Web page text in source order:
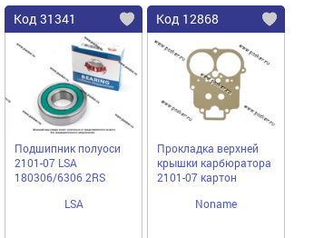
Код 31341
Подшипник полуоси
2101-07 LSA
180306/6306 2RS
LSA
Код 12868
Прокладка верхней
крышки карбюратора
2101-07 картон
Noname